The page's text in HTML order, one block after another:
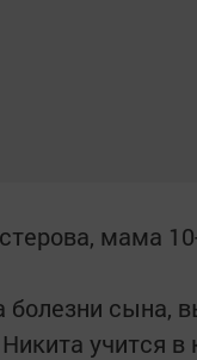
мама
болезни сына,
учится в